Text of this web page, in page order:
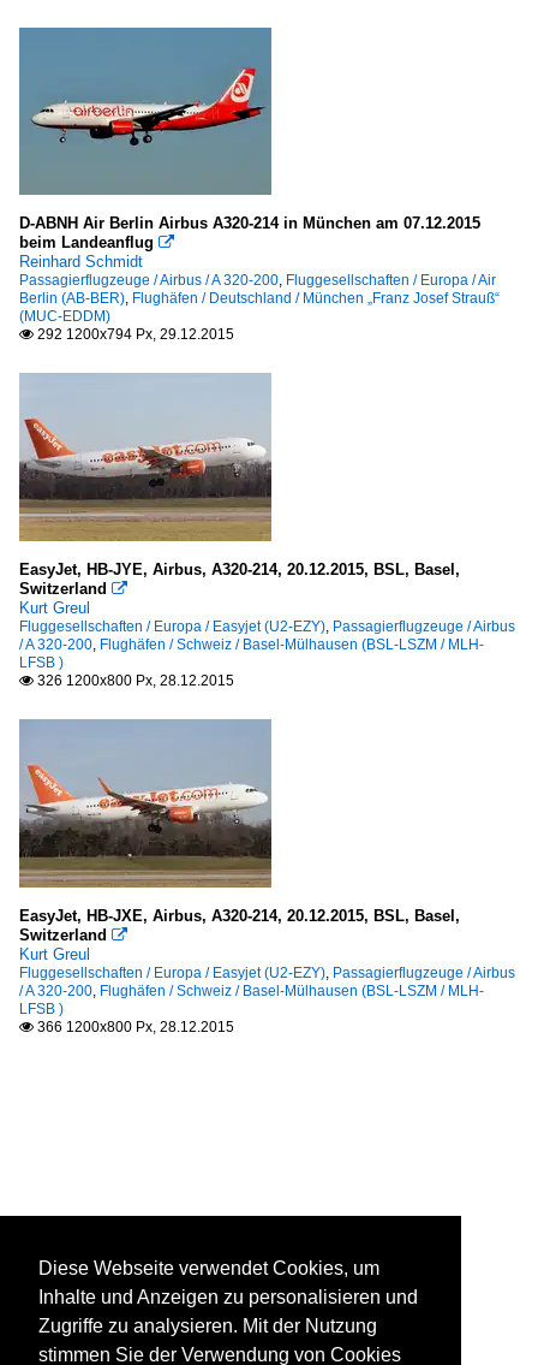
D-ABNH Air Berlin Airbus A320-214 in München am 07.12.2015
beim Landeanflug 
Reinhard Schmidt
Passagierflugzeuge / Airbus / A 320-200, Fluggesellschaften / Europa / Air
Berlin (AB-BER), Flughäfen / Deutschland / München „Franz Josef Strauß“
(MUC-EDDM)
 292 1200x794 Px, 29.12.2015
EasyJet, HB-JYE, Airbus, A320-214, 20.12.2015, BSL, Basel,
Switzerland 
Kurt Greul
Fluggesellschaften / Europa / Easyjet (U2-EZY), Passagierflugzeuge / Airbus
/ A 320-200, Flughäfen / Schweiz / Basel-Mülhausen (BSL-LSZM / MLH-
LFSB )
 326 1200x800 Px, 28.12.2015
EasyJet, HB-JXE, Airbus, A320-214, 20.12.2015, BSL, Basel,
Switzerland 
Kurt Greul
Fluggesellschaften / Europa / Easyjet (U2-EZY), Passagierflugzeuge / Airbus
/ A 320-200, Flughäfen / Schweiz / Basel-Mülhausen (BSL-LSZM / MLH-
LFSB )
 366 1200x800 Px, 28.12.2015
Diese Webseite verwendet Cookies, um
Inhalte und Anzeigen zu personalisieren und
Zugriffe zu analysieren. Mit der Nutzung
stimmen Sie der Verwendung von Cookies